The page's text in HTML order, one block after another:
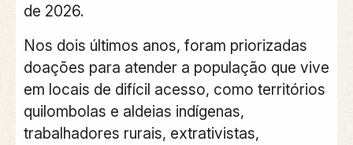
de 2026.
Nos dois últimos anos, foram priorizadas
doações para atender a população que vive
em locais de difícil acesso, como territórios
quilombolas e aldeias indígenas,
trabalhadores rurais, extrativistas,